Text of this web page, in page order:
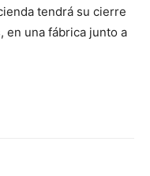
tendrá su cierre
en una fábrica junto a